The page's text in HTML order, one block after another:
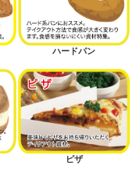
ハードパン
ピザ